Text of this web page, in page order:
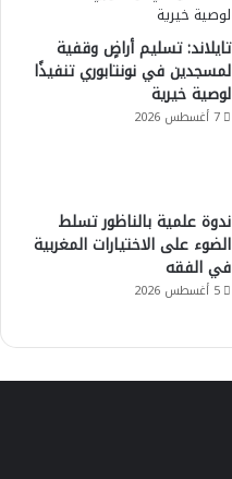
تايلاند: تسليم أراضٍ وقفية
لمسجدين في نونتابوري تنفيذًا
لوصية خيرية
7 أغسطس 2026
ندوة علمية بالناظور تسلط
الضوء على الاختيارات المغربية
في الفقه
5 أغسطس 2026